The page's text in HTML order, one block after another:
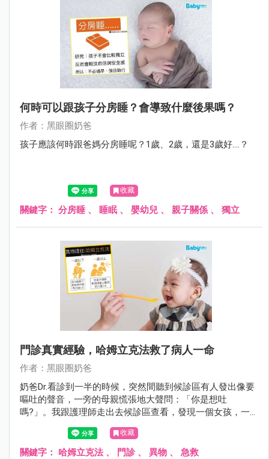
何時可以跟孩子分房睡？會導致什麼後果嗎？
作者：黑眼圈奶爸
孩子應該何時跟爸媽分房睡呢？1歲、2歲，還是3歲好....？
收藏
關鍵字： 分房睡 、 睡眠、 嬰幼兒 、 親子關係 、 獨立
門診真實經驗，哈姆立克法救了病人一命
作者：黑眼圈奶爸
奶爸Dr.看診到一半的時候，突然間聽到候診區有人發出像要
嘔吐的聲音，一旁的母親慌張地大聲問：「你是想吐
嗎?」。我跟護理師走出去候診區查看，發現一個女孩，一
手捏著自己的喉嚨，另外一手像是溺水般在空中抓東西，好
像很辛苦，在掙扎一樣，沒有辦法說話呼吸，雙腳站不穩，
不斷地亂抓，想要拼命呼吸、求救。
收藏
關鍵字： 哈姆立克法 、 門診 、 異物 、 急救